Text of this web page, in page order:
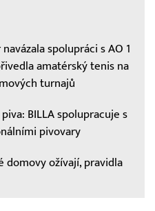
spolupráci s AO 1
amatérský tenis na
turnajů
BILLA spolupracuje s
pivovary
domovy ožívají, pravidla